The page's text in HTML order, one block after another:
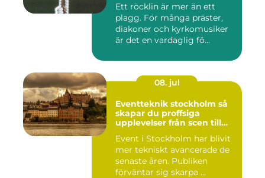
Ett röcklin är mer än ett
plagg. För många präster,
diakoner och kyrkomusiker
är det en vardaglig fö...
08. jul
Eventteknik stockholm så
skapar du proffsiga
upplevelser från scen till
Event i Stockholm har blivit
mer tekniskt avancerade de
senaste åren. Publiken
förväntar sig skarpa ...